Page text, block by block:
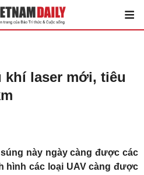
khí laser mới, tiêu
này ngày càng được các
hình các loại UAV càng được